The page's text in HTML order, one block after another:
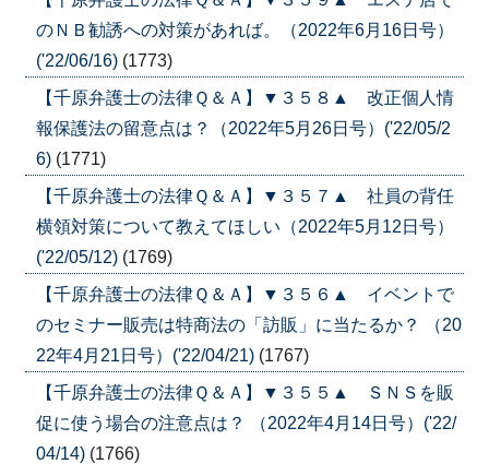
のＮＢ勧誘への対策があれば。（2022年6月16日号）
('22/06/16) (1773)
【千原弁護士の法律Ｑ＆Ａ】▼３５８▲ 改正個人情
報保護法の留意点は？（2022年5月26日号）('22/05/2
6) (1771)
【千原弁護士の法律Ｑ＆Ａ】▼３５７▲ 社員の背任
横領対策について教えてほしい（2022年5月12日号）
('22/05/12) (1769)
【千原弁護士の法律Ｑ＆Ａ】▼３５６▲ イベントで
のセミナー販売は特商法の「訪販」に当たるか？ （20
22年4月21日号）('22/04/21) (1767)
【千原弁護士の法律Ｑ＆Ａ】▼３５５▲ ＳＮＳを販
促に使う場合の注意点は？ （2022年4月14日号）('22/
04/14) (1766)